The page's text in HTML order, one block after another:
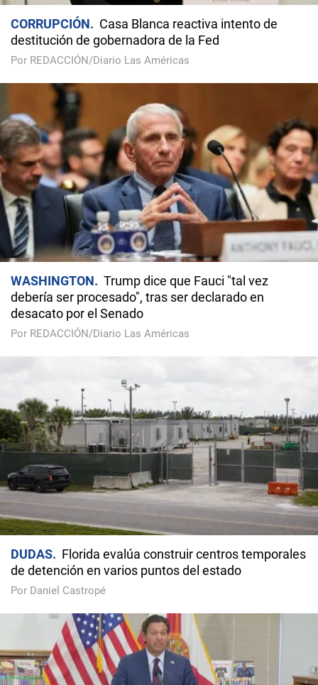
CORRUPCIÓN
Casa Blanca reactiva intento de
destitución de gobernadora de la Fed
Por REDACCIÓN/Diario Las Américas
WASHINGTON
Trump dice que Fauci "tal vez
debería ser procesado", tras ser declarado en
desacato por el Senado
Por REDACCIÓN/Diario Las Américas
DUDAS
Florida evalúa construir centros temporales
de detención en varios puntos del estado
Por Daniel Castropé